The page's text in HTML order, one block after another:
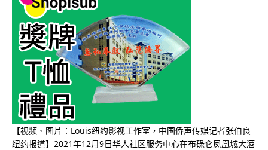
【视频、图片：Louis纽约影视工作室，中国侨声传媒记者张伯良
纽约报道】2021年12月9日华人社区服务中心在布碌仑凤凰城大酒